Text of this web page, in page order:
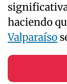
haciendo
Valparaíso